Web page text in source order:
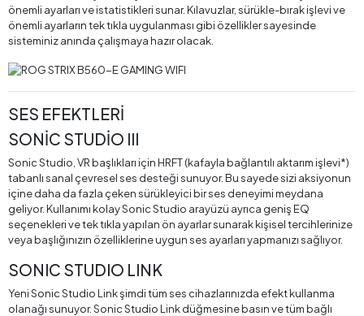
önemli ayarları ve istatistikleri sunar. Kılavuzlar, sürükle-bırak işlevi ve
önemli ayarların tek tıkla uygulanması gibi özellikler sayesinde
sisteminiz anında çalışmaya hazır olacak.
SES EFEKTLERİ
SONİC STUDİO III
Sonic Studio, VR başlıkları için HRFT (kafayla bağlantılı aktarım işlevi*)
tabanlı sanal çevresel ses desteği sunuyor. Bu sayede sizi aksiyonun
içine daha da fazla çeken sürükleyici bir ses deneyimi meydana
geliyor. Kullanımı kolay Sonic Studio arayüzü ayrıca geniş EQ
seçenekleri ve tek tıkla yapılan ön ayarlar sunarak kişisel tercihlerinize
veya başlığınızın özelliklerine uygun ses ayarları yapmanızı sağlıyor.
SONIC STUDIO LINK
Yeni Sonic Studio Link şimdi tüm ses cihazlarınızda efekt kullanma
olanağı sunuyor. Sonic Studio Link düğmesine basın ve tüm bağlı